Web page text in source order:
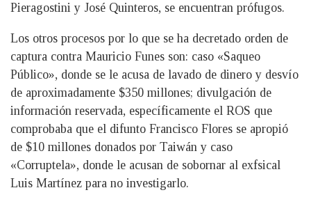
Pieragostini y José Quinteros, se encuentran prófugos.
Los otros procesos por lo que se ha decretado orden de
captura contra Mauricio Funes son: caso «Saqueo
Público», donde se le acusa de lavado de dinero y desvío
de aproximadamente $350 millones; divulgación de
información reservada, específicamente el ROS que
comprobaba que el difunto Francisco Flores se apropió
de $10 millones donados por Taiwán y caso
«Corruptela», donde le acusan de sobornar al exfsical
Luis Martínez para no investigarlo.